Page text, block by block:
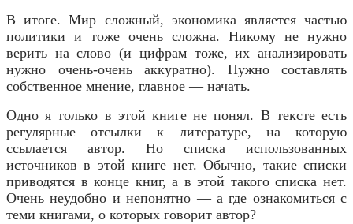
В итоге. Мир сложный, экономика является частью
политики и тоже очень сложна. Никому не нужно
верить на слово (и цифрам тоже, их анализировать
нужно очень-очень аккуратно). Нужно составлять
собственное мнение, главное — начать.
Одно я только в этой книге не понял. В тексте есть
регулярные отсылки к литературе, на которую
ссылается автор. Но списка использованных
источников в этой книге нет. Обычно, такие списки
приводятся в конце книг, а в этой такого списка нет.
Очень неудобно и непонятно — а где ознакомиться с
теми книгами, о которых говорит автор?